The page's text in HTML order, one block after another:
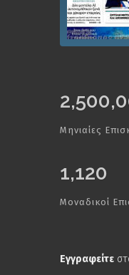
Μηνιαίες
1,120
Μοναδικοί
Εγγραφείτε